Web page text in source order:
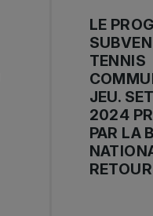
LE
TENNIS
JEU.
2024
PAR LA